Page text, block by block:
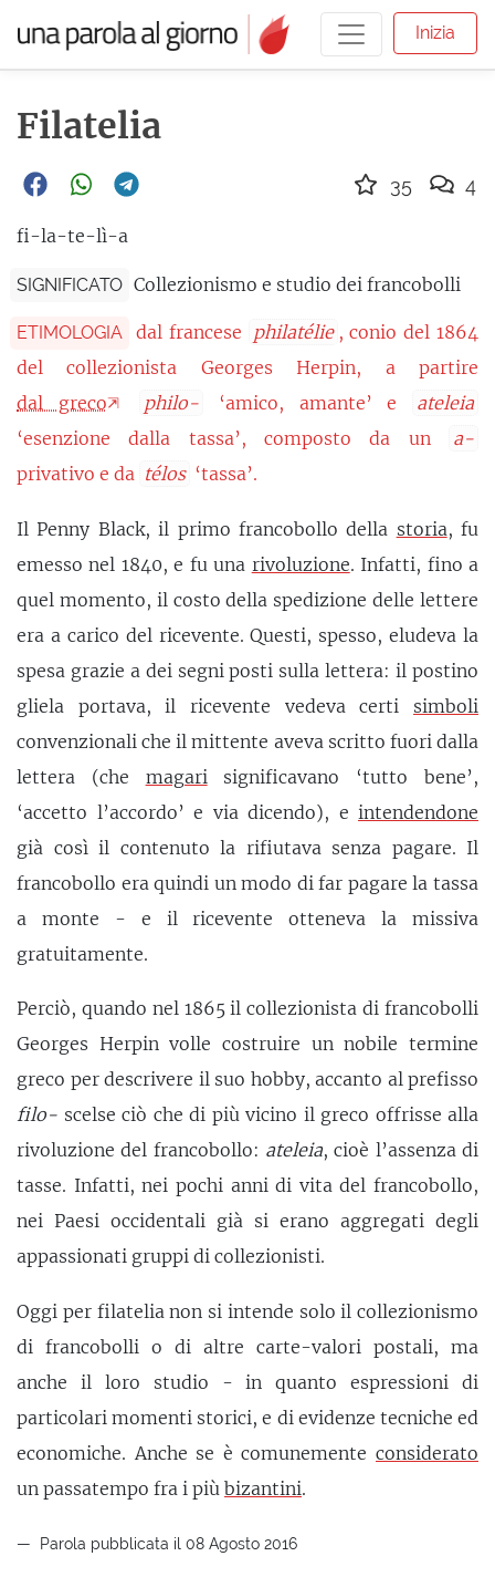
Inizia
Filatelia
fi-la-te-lì-a
SIGNIFICATO Collezionismo e studio dei francobolli
ETIMOLOGIA dal francese philatélie , conio del 1864
del collezionista Georges Herpin, a partire
dal greco
philo- ‘amico, amante’ e
ateleia
‘esenzione dalla tassa’, composto da un
a-
privativo e da télos ‘tassa’.
Il Penny Black, il primo francobollo della storia, fu
emesso nel 1840, e fu una rivoluzione. Infatti, fino a
quel momento, il costo della spedizione delle lettere
era a carico del ricevente. Questi, spesso, eludeva la
spesa grazie a dei segni posti sulla lettera: il postino
gliela portava, il ricevente vedeva certi simboli
convenzionali che il mittente aveva scritto fuori dalla
lettera (che magari significavano ‘tutto bene’,
‘accetto l’accordo’ e via dicendo), e intendendone
già così il contenuto la rifiutava senza pagare. Il
francobollo era quindi un modo di far pagare la tassa
a monte - e il ricevente otteneva la missiva
gratuitamente.
Perciò, quando nel 1865 il collezionista di francobolli
Georges Herpin volle costruire un nobile termine
greco per descrivere il suo hobby, accanto al prefisso
filo- scelse ciò che di più vicino il greco offrisse alla
rivoluzione del francobollo: ateleia, cioè l’assenza di
tasse. Infatti, nei pochi anni di vita del francobollo,
nei Paesi occidentali già si erano aggregati degli
appassionati gruppi di collezionisti.
Oggi per filatelia non si intende solo il collezionismo
di francobolli o di altre carte-valori postali, ma
anche il loro studio - in quanto espressioni di
particolari momenti storici, e di evidenze tecniche ed
economiche. Anche se è comunemente considerato
un passatempo fra i più bizantini.
Parola pubblicata il 08 Agosto 2016
35 4